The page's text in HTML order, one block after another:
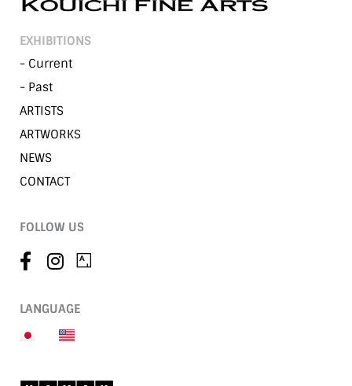
EXHIBITIONS
- Current
- Past
ARTISTS
ARTWORKS
NEWS
CONTACT
FOLLOW US
LANGUAGE